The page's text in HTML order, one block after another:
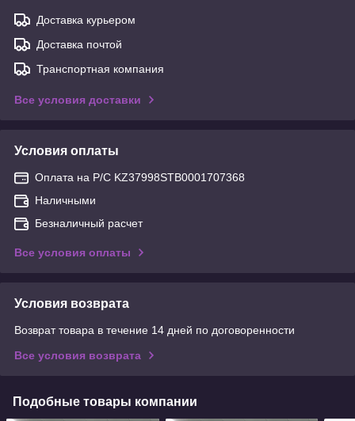
Доставка курьером
Доставка почтой
Транспортная компания
Все условия доставки
Условия оплаты
Оплата на Р/С KZ37998STB0001707368
Наличными
Безналичный расчет
Все условия оплаты
Условия возврата
Возврат товара в течение 14 дней по договоренности
Все условия возврата
Подобные товары компании